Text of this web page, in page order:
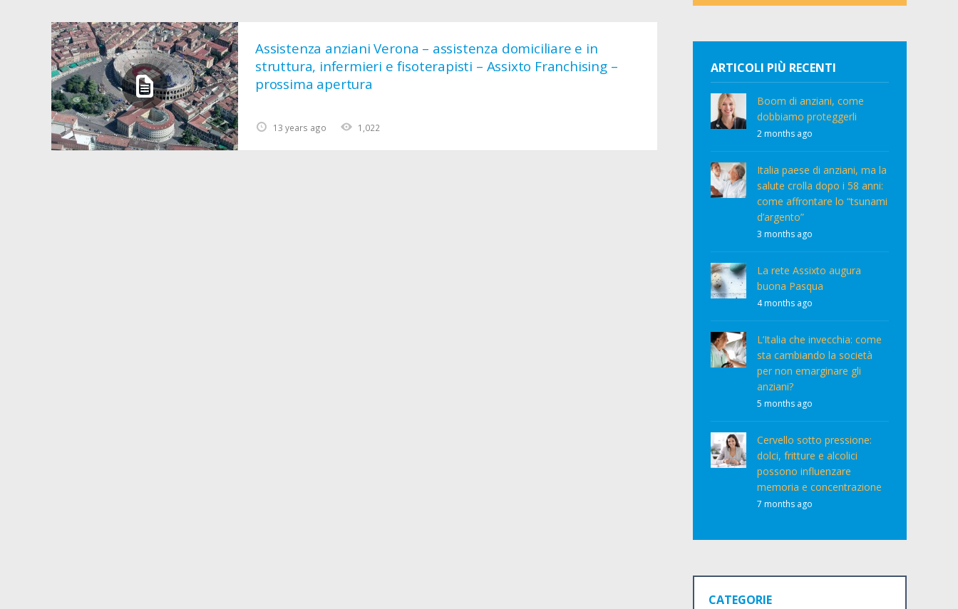
13 years ago 1,022
Assistenza anziani Verona – assistenza domiciliare e in
struttura, infermieri e fisoterapisti – Assixto Franchising –
prossima apertura
ARTICOLI PIÙ RECENTI
Boom di anziani, come
dobbiamo proteggerli
2 months ago
Italia paese di anziani, ma la
salute crolla dopo i 58 anni:
come affrontare lo “tsunami
d’argento”
3 months ago
La rete Assixto augura
buona Pasqua
4 months ago
L’Italia che invecchia: come
sta cambiando la società
per non emarginare gli
anziani?
5 months ago
Cervello sotto pressione:
dolci, fritture e alcolici
possono influenzare
memoria e concentrazione
7 months ago
CATEGORIE